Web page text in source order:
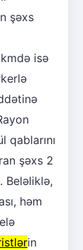
şəxs
isə
qablarını
şəxs 2
Beləliklə,
həm
in